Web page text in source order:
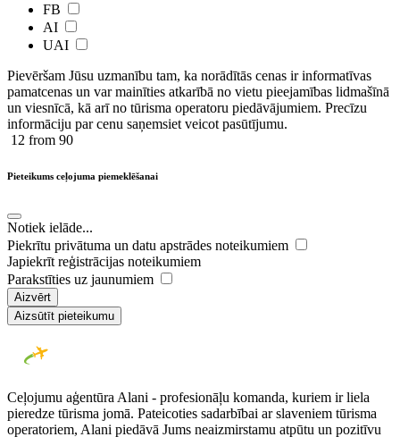
FB
AI
UAI
Pievēršam Jūsu uzmanību tam, ka norādītās cenas ir ​informatīvas ​
pamatcenas un var mainīties atkarībā ​no ​vietu pieejamības lidmašīnā
un viesnīcā, kā arī no tūrisma operatoru piedāvājumiem. Precīzu
informāciju par cenu saņemsiet veicot pasūtījumu.
12 from 90
Pieteikums ceļojuma piemeklēšanai
Notiek ielāde...
Piekrītu privātuma un datu apstrādes noteikumiem
Japiekrīt reģistrācijas noteikumiem
Parakstīties uz jaunumiem
Aizvērt
Aizsūtīt pieteikumu
Ceļojumu aģentūra Alani - profesionāļu komanda, kuriem ir liela
pieredze tūrisma jomā. Pateicoties sadarbībai ar slaveniem tūrisma
operatoriem, Alani piedāvā Jums neaizmirstamu atpūtu un pozitīvu